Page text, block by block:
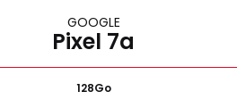
GOOGLE
Pixel 7a
128Go